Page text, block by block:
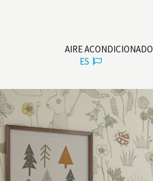
AIRE ACONDICIONADO
ES